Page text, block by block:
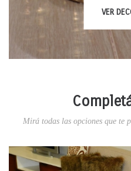
VER
Mirá todas las opciones que te